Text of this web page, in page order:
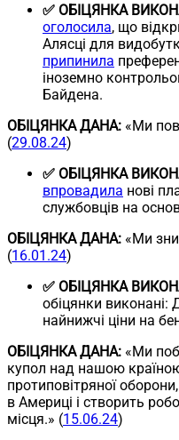
✅ ОБІЦЯНКА
оголосила, що
Алясці для
припинила
іноземно
Байдена.
ОБІЦЯНКА ДАНА: «Ми
(29.08.24)
✅ ОБІЦЯНКА
впровадила нові
службовців на
ОБІЦЯНКА ДАНА: «Ми
(16.01.24)
✅ ОБІЦЯНКА
обіцянки виконані:
найнижчі ціни на
ОБІЦЯНКА ДАНА: «Ми
купол над нашою
протиповітряної
в Америці і створить
місця.» (15.06.24)